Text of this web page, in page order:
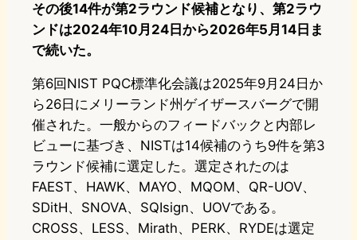
その後14件が第2ラウンド候補となり、第2ラウ
ンドは2024年10月24日から2026年5月14日ま
で続いた。
第6回NIST PQC標準化会議は2025年9月24日か
ら26日にメリーランド州ゲイザースバーグで開
催された。一般からのフィードバックと内部レ
ビューに基づき、NISTは14候補のうち9件を第3
ラウンド候補に選定した。選定されたのは
FAEST、HAWK、MAYO、MQOM、QR-UOV、
SDitH、SNOVA、SQIsign、UOVである。
CROSS、LESS、Mirath、PERK、RYDEは選定